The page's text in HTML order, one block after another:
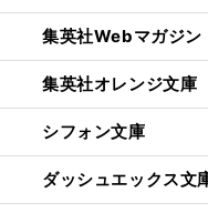
集英社Webマガジン
集英社オレンジ文庫
シフォン文庫
ダッシュエックス文